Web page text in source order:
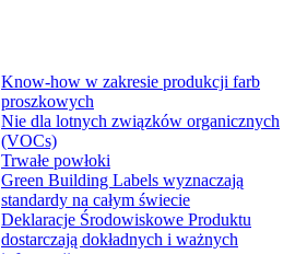
Know-how w zakresie produkcji farb
proszkowych
Nie dla lotnych związków organicznych
(VOCs)
Trwałe powłoki
Green Building Labels wyznaczają
standardy na całym świecie
Deklaracje Środowiskowe Produktu
dostarczają dokładnych i ważnych